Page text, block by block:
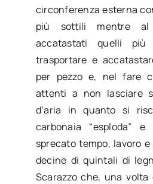
circonferenza esterna
più sottili mentre al
accatastati quelli più
trasportare e
per pezzo e, nel fare
attenti a non lasciare
d’aria in quanto si
carbonaia “esploda”
sprecato tempo, lavoro
decine di quintali di
Scarazzo che, una